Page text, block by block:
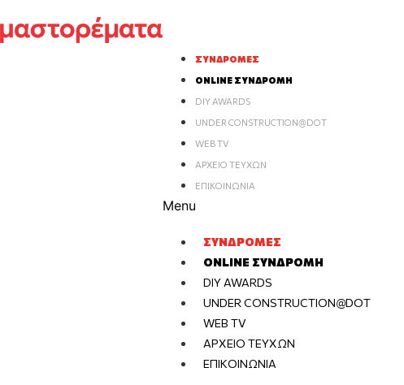
ΣΥΝΔΡΟΜΈΣ
ONLINE ΣΥΝΔΡΟΜΉ
DIY AWARDS
UNDER CONSTRUCTION@DOT
WEB TV
ΑΡΧΕΊΟ ΤΕΥΧΏΝ
ΕΠΙΚΟΙΝΩΝΊΑ
Menu
ΣΥΝΔΡΟΜΈΣ
ONLINE ΣΥΝΔΡΟΜΉ
DIY AWARDS
UNDER CONSTRUCTION@DOT
WEB TV
ΑΡΧΕΊΟ ΤΕΥΧΏΝ
ΕΠΙΚΟΙΝΩΝΊΑ